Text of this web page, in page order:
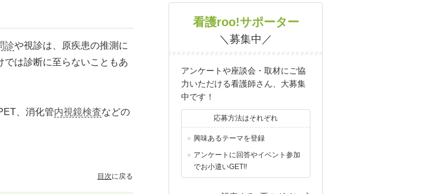
診や視診は、原疾患の推測に
では診断に至らないこともあ
、消化管内視鏡検査などの
目次に戻る
看護roo!サポーター
＼募集中／
アンケートや座談会・取材にご協
力いただける看護師さん、大募集
中です！
応募方法はそれぞれ
興味あるテーマを登録
アンケートに回答やイベント参加
でお小遣いGET!!